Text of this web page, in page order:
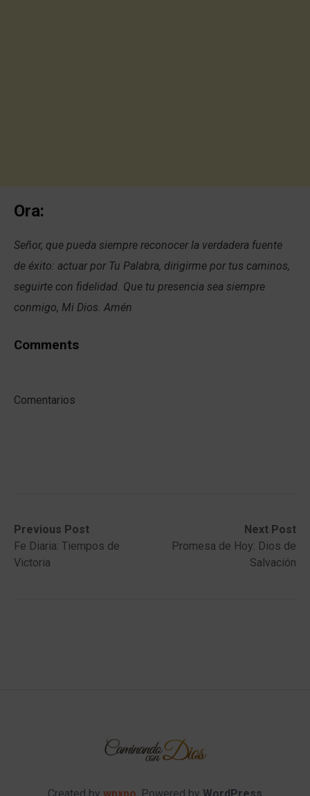
Ora:
Señor, que pueda siempre reconocer la verdadera fuente
de éxito: actuar por Tu Palabra, dirigirme por tus caminos,
seguirte con fidelidad. Que tu presencia sea siempre
conmigo, Mi Dios. Amén
Comments
Comentarios
Post
navigation
Previous Post
Previous
post:Fe Diaria: Tiempos de
Victoria
Next Post
Next
post:
Promesa de Hoy: Dios de
Salvación